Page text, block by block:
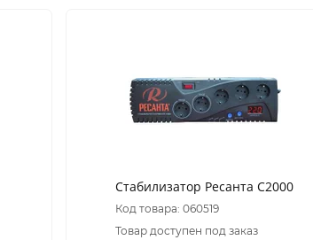
Стабилизатор Ресанта С2000
Код товара: 060519
Товар доступен под заказ